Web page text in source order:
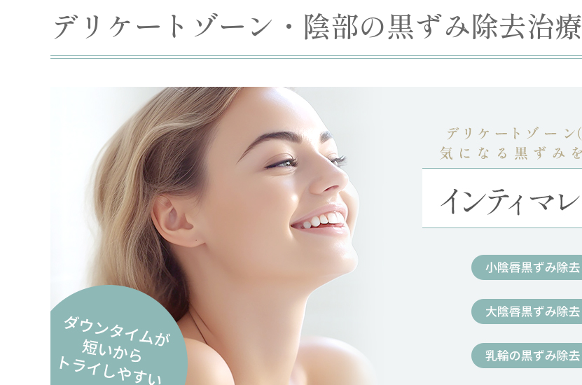
デリケートゾーン・陰部の黒ずみ除去治療